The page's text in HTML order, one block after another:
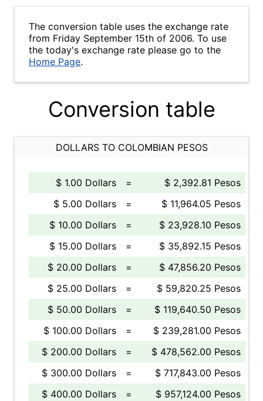
The conversion table uses the exchange rate
from Friday September 15th of 2006. To use
the today's exchange rate please go to the
Home Page.
Conversion table
DOLLARS TO COLOMBIAN PESOS
$ 1.00 Dollars =
$ 2,392.81 Pesos
$ 5.00 Dollars
=
$ 11,964.05 Pesos
$ 10.00 Dollars
=
$ 23,928.10 Pesos
$ 15.00 Dollars
=
$ 35,892.15 Pesos
$ 20.00 Dollars
=
$ 47,856.20 Pesos
$ 25.00 Dollars
=
$ 59,820.25 Pesos
$ 50.00 Dollars
=
$ 119,640.50 Pesos
$ 100.00 Dollars
=
$ 239,281.00 Pesos
$ 200.00 Dollars
=
$ 478,562.00 Pesos
$ 300.00 Dollars
=
$ 717,843.00 Pesos
$ 400.00 Dollars
=
$ 957,124.00 Pesos